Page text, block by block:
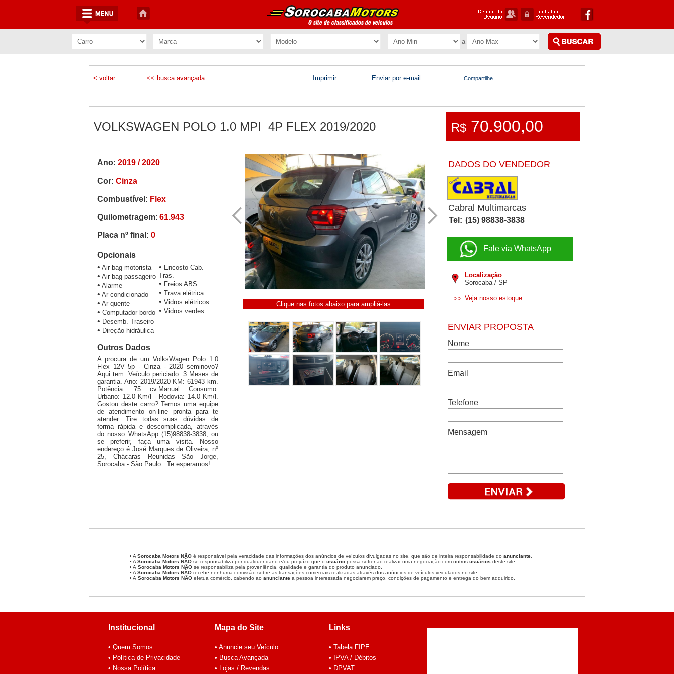
< voltar << busca avançada Imprimir Enviar por e-mail Compartilhe
VOLKSWAGEN POLO 1.0 MPI 4P FLEX 2019/2020 R$ 70.900,00
Ano: 2019 / 2020
Cor: Cinza
Combustível: Flex
Quilometragem: 61.943
Placa nº final: 0
Opcionais
• Air bag motorista
• Air bag passageiro
• Alarme
• Ar condicionado
• Ar quente
• Computador bordo
• Desemb. Traseiro
• Direção hidráulica
• Encosto Cab.
Tras.
• Freios ABS
• Trava elétrica
• Vidros elétricos
• Vidros verdes
Outros Dados
A procura de um VolksWagen Polo 1.0
Flex 12V 5p - Cinza - 2020 seminovo?
Aqui tem. Veículo periciado. 3 Meses de
garantia. Ano: 2019/2020 KM: 61943 km.
Potência: 75 cv.Manual Consumo:
Urbano: 12.0 Km/l - Rodovia: 14.0 Km/l.
Gostou deste carro? Temos uma equipe
de atendimento on-line pronta para te
atender. Tire todas suas dúvidas de
forma rápida e descomplicada, através
do nosso WhatsApp (15)98838-3838, ou
se preferir, faça uma visita. Nosso
endereço é José Marques de Oliveira, nº
25, Chácaras Reunidas São Jorge,
Sorocaba - São Paulo . Te esperamos!
Clique nas fotos abaixo para ampliá-las
DADOS DO VENDEDOR
Cabral Multimarcas
Tel: (15) 98838-3838
Fale via WhatsApp
Localização
Sorocaba / SP
>> Veja nosso estoque
• A Sorocaba Motors NÃO é responsável pela veracidade das informações dos anúncios de veículos divulgadas no site, que são de inteira responsabilidade do anunciante
• A Sorocaba Motors NÃO se responsabiliza por qualquer dano e/ou prejuízo que o usuário possa sofrer ao realizar uma negociação com outros usuários deste site.
• A Sorocaba Motors NÃO se responsabiliza pela proveniência, qualidade e garantia do produto anunciado.
• A Sorocaba Motors NÃO recebe nenhuma comissão sobre as transações comerciais realizadas através dos anúncios de veículos veiculados no site.
• A Sorocaba Motors NÃO efetua comércio, cabendo ao anunciante a pessoa interessada negociarem preço, condições de pagamento e entrega do bem adquirido.